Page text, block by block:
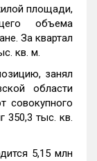
площади,
объема
За квартал
кв. м.
занял
области
совокупного
350,3 тыс. кв.
5,15 млн